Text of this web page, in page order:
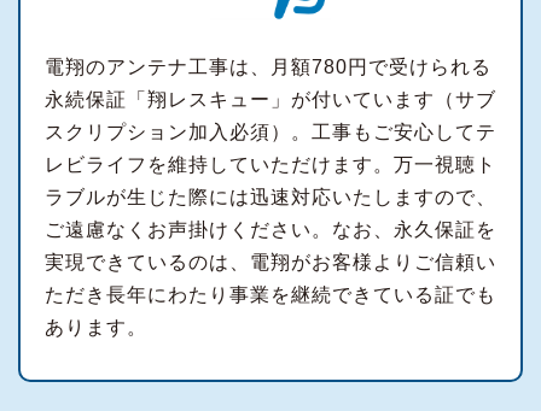
電翔のアンテナ工事は、月額780円で受けられる
永続保証「翔レスキュー」が付いています（サブ
スクリプション加入必須）。工事もご安心してテ
レビライフを維持していただけます。万一視聴ト
ラブルが生じた際には迅速対応いたしますので、
ご遠慮なくお声掛けください。なお、永久保証を
実現できているのは、電翔がお客様よりご信頼い
ただき長年にわたり事業を継続できている証でも
あります。